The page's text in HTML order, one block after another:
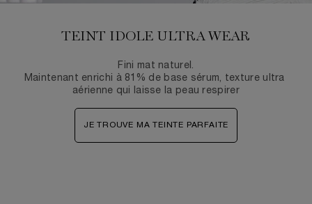
TEINT IDOLE ULTRA WEAR
Fini mat naturel.​
Maintenant enrichi à 81% de base sérum, texture ultra ​
aérienne qui laisse la peau respirer
JE TROUVE MA TEINTE PARFAITE